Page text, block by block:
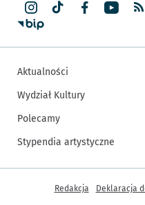
Aktualności
Wydział Kultury
Polecamy
Stypendia artystyczne
Inne informacje
Redakcja Deklaracja